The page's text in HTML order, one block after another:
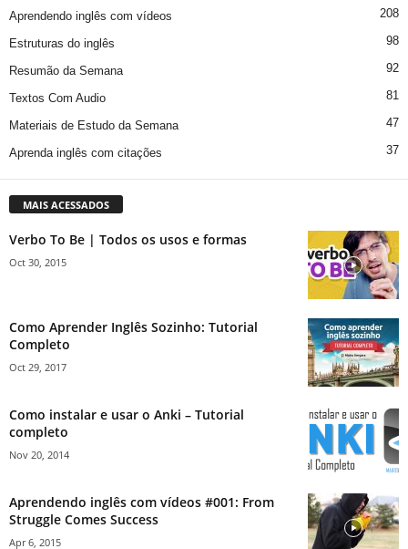
Aprendendo inglês com vídeos 208
Estruturas do inglês 98
Resumão da Semana 92
Textos Com Audio 81
Materiais de Estudo da Semana 47
Aprenda inglês com citações 37
MAIS ACESSADOS
Verbo To Be | Todos os usos e formas
Oct 30, 2015
Como Aprender Inglês Sozinho: Tutorial
Completo
Oct 29, 2017
Como instalar e usar o Anki – Tutorial
completo
Nov 20, 2014
Aprendendo inglês com vídeos #001: From
Struggle Comes Success
Apr 6, 2015